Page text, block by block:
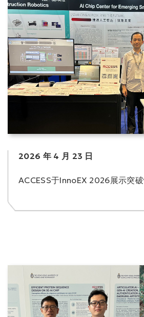
2026 年 4 月 23 日
ACCESS于InnoEX 2026展示突